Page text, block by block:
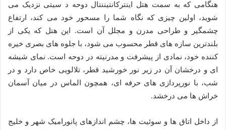
هنگامی که به سمت هتل اینترکانتیننتال دوحه د سیتی نزدیک می
شوید، اولین چیزی که نگاه شما را مسحور خود می کند، ارتفاع
چشمگیر و طراحی مدرن و مجلل آن است. این هتل که یکی از
بلندترین سازه های قطر محسوب می شود، با جلوه های بصری خیره
کننده خود، نمادی از پیشرفت و مدرنیته در دوحه است. نمای شیشه
ای و درخشان آن در زیر نور خورشید قطر، تلالویی خاص دارد و در
شب، با نورپردازی های حرفه ای، همچون الماس در میان آسمان
خراش ها می درخشد.
از داخل اتاق ها و سوئیت ها، چشم اندازهای پانورامیک شهر و خلیج